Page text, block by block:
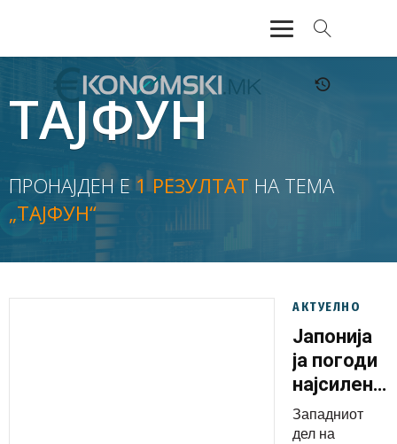
АКТУЕЛНО
ЕКОНОМИЈА
ФИНАНСИИ
БАНКАРСТВО
ЖИВОТ
ТАЈФУН
ПРОНАЈДЕН Е1 РЕЗУЛТАТ НА ТЕМА
„ТАЈФУН“
АКТУЕЛНО
Јапонија
ја погоди
најсилен
тајфун во
Западниот
дел на